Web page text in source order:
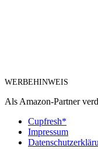
WERBEHINWEIS
Als Amazon-Partner
Cupfresh*
Impressum